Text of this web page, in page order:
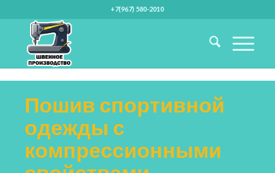
+7(967) 580-2010
Пошив спортивной
одежды с
компрессионными